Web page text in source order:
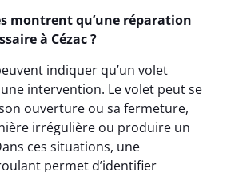
montrent qu’une réparation
à Cézac ?
indiquer qu’un volet
intervention. Le volet peut se
ouverture ou sa fermeture,
irrégulière ou produire un
ces situations, une
permet d’identifier